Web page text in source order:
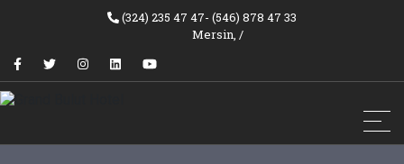
(324) 235 47 47- (546) 878 47 33
Mersin, /